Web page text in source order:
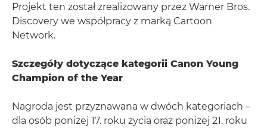
Projekt ten został zrealizowany przez Warner Bros.
Discovery we współpracy z marką Cartoon
Network.
Szczegóły dotyczące kategorii Canon Young
Champion of the Year
Nagroda jest przyznawana w dwóch kategoriach –
dla osób poniżej 17. roku życia oraz poniżej 21. roku